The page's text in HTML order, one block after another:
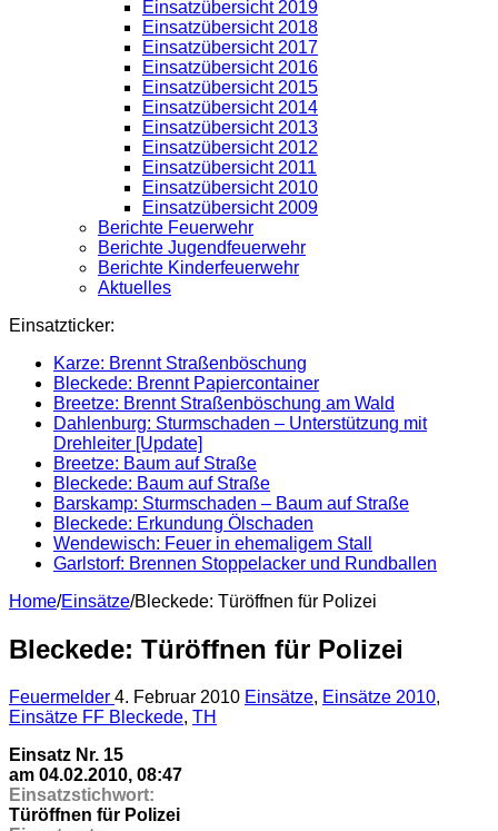
Einsatzübersicht 2019
Einsatzübersicht 2018
Einsatzübersicht 2017
Einsatzübersicht 2016
Einsatzübersicht 2015
Einsatzübersicht 2014
Einsatzübersicht 2013
Einsatzübersicht 2012
Einsatzübersicht 2011
Einsatzübersicht 2010
Einsatzübersicht 2009
Berichte Feuerwehr
Berichte Jugendfeuerwehr
Berichte Kinderfeuerwehr
Aktuelles
Einsatzticker:
Karze: Brennt Straßenböschung
Bleckede: Brennt Papiercontainer
Breetze: Brennt Straßenböschung am Wald
Dahlenburg: Sturmschaden – Unterstützung mit
Drehleiter [Update]
Breetze: Baum auf Straße
Bleckede: Baum auf Straße
Barskamp: Sturmschaden – Baum auf Straße
Bleckede: Erkundung Ölschaden
Wendewisch: Feuer in ehemaligem Stall
Garlstorf: Brennen Stoppelacker und Rundballen
Home/Einsätze/Bleckede: Türöffnen für Polizei
Bleckede: Türöffnen für Polizei
Feuermelder 4. Februar 2010 Einsätze, Einsätze 2010,
Einsätze FF Bleckede, TH
Einsatz Nr. 15
am 04.02.2010, 08:47
Einsatzstichwort:
Türöffnen für Polizei